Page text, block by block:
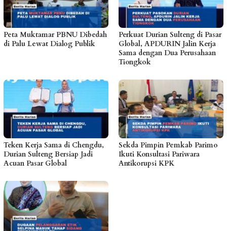
Peta Muktamar PBNU Dibedah
di Palu Lewat Dialog Publik
Perkuat Durian Sulteng di Pasar
Global, APDURIN Jalin Kerja
Sama dengan Dua Perusahaan
Tiongkok
Teken Kerja Sama di Chengdu,
Durian Sulteng Bersiap Jadi
Acuan Pasar Global
Sekda Pimpin Pemkab Parimo
Ikuti Konsultasi Pariwara
Antikorupsi KPK